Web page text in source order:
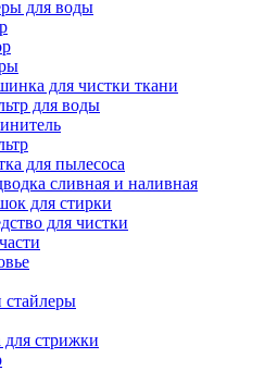
для воды
для чистки ткани
для воды
для пылесоса
сливная и наливная
для стирки
для чистки
стрижки